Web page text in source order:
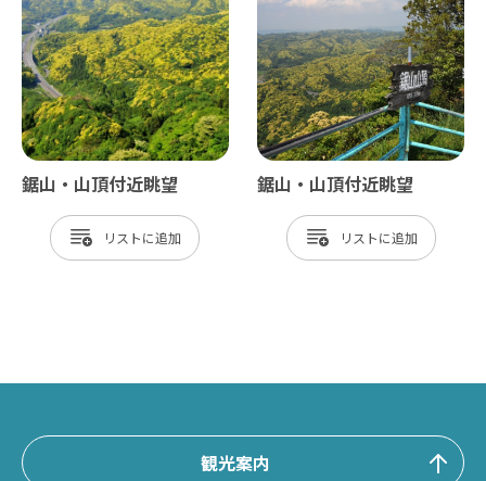
鋸山・山頂付近眺望
リスト
鋸山・山頂付近眺望
リスト
観光案内